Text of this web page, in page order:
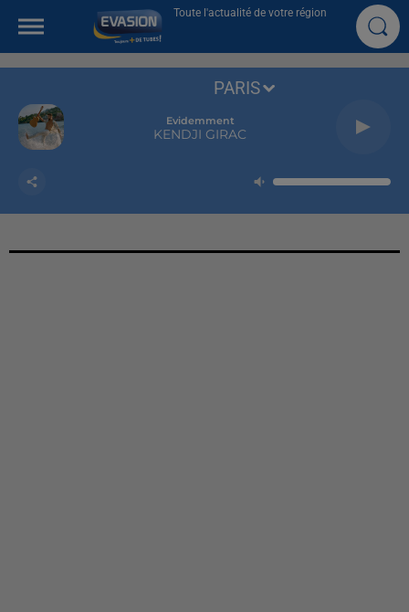
Toute l'actualité de votre région
Evidemment
KENDJI GIRAC
PARIS